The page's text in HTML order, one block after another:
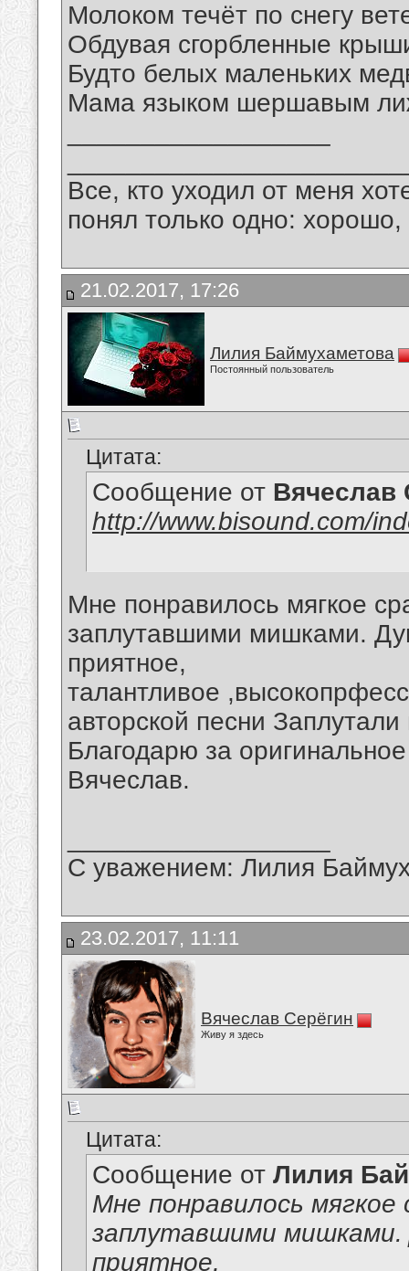
Молоком течёт по снегу
Обдувая сгорбленные
Будто белых маленьких
Мама языком шершавым
Все, кто уходил от меня
понял только одно:
21.02.2017, 17:26
Лилия Баймухаметова
Постоянный пользователь
Цитата:
Сообщение от Вячеслав
http://www.bisound.com/
Мне понравилось мягкое
заплутавшими мишками.
приятное,
талантливое
авторской песни
Благодарю за
Вячеслав.
С уважением: Лилия
23.02.2017, 11:11
Вячеслав Серёгин
Живу я здесь
Цитата:
Сообщение от Лилия
Мне понравилось мягкое
заплутавшими мишками.
приятное,